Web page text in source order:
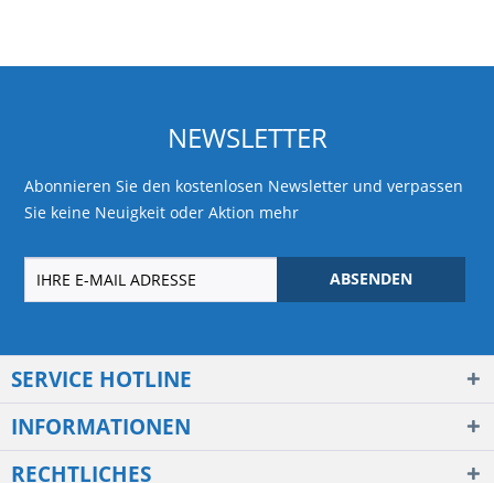
NEWSLETTER
Abonnieren Sie den kostenlosen Newsletter und verpassen
Sie keine Neuigkeit oder Aktion mehr
ABSENDEN
SERVICE HOTLINE
INFORMATIONEN
RECHTLICHES